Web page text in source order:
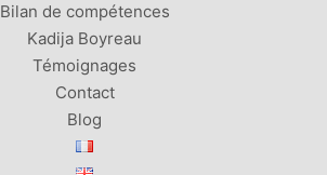
Bilan de compétences
Kadija Boyreau
Témoignages
Contact
Blog